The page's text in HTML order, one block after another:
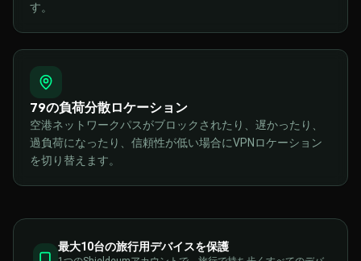
す。
79の負荷分散ロケーション
空港ネットワークパスがブロックされたり、遅かったり、
過負荷になったり、信頼性が低い場合にVPNロケーション
を切り替えます。
最大10台の旅行用デバイスを保護